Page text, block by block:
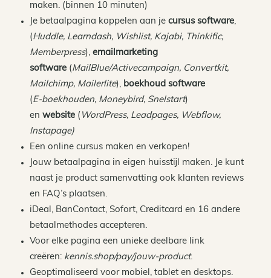
maken. (binnen 10 minuten)
Je betaalpagina koppelen aan je cursus software,
(Huddle, Learndash, Wishlist, Kajabi, Thinkific,
Memberpress),emailmarketing
software(MailBlue/Activecampaign, Convertkit,
Mailchimp, Mailerlite), boekhoud software
(E-boekhouden, Moneybird, Snelstart)
en website( WordPress, Leadpages, Webflow,
Instapage)
Een online cursus maken en verkopen!
Jouw betaalpagina in eigen huisstijl maken. Je kunt
naast je product samenvatting ook klanten reviews
en FAQ’s plaatsen.
iDeal, BanContact, Sofort, Creditcard en 16 andere
betaalmethodes accepteren.
Voor elke pagina een unieke deelbare link
creëren: kennis.shop/pay/jouw-product.
Geoptimaliseerd voor mobiel, tablet en desktops.